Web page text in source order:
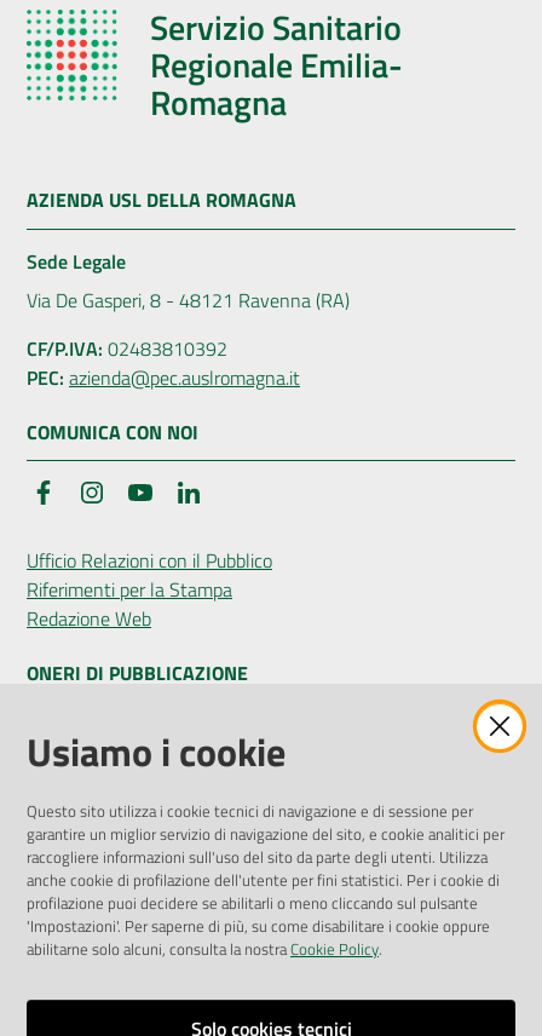
Servizio Sanitario
Regionale Emilia-
Romagna
AZIENDA USL DELLA ROMAGNA
Sede Legale
Via De Gasperi, 8 - 48121 Ravenna (RA)
CF/P.IVA: 02483810392
PEC: azienda@pec.auslromagna.it
COMUNICA CON NOI
FacebookInstagramYouTube
Ufficio Relazioni con il Pubblico
Riferimenti per la Stampa
Redazione Web
ONERI DI PUBBLICAZIONE
Amministrazione Trasparente
Pubblicità legale
Privacy Policy
Attuazione Misure PNRR
Liste di Attesa
ENTI, IMPRESE E PARTNER
Fatturazione Elettronica
Usiamo i cookie
Questo sito utilizza i cookie tecnici di navigazione e di sessione per
garantire un miglior servizio di navigazione del sito, e cookie analitici per
raccogliere informazioni sull'uso del sito da parte degli utenti. Utilizza
anche cookie di profilazione dell'utente per fini statistici. Per i cookie di
profilazione puoi decidere se abilitarli o meno cliccando sul pulsante
'Impostazioni'. Per saperne di più, su come disabilitare i cookie oppure
abilitarne solo alcuni, consulta la nostraCookie Policy.
Solo cookies tecnici